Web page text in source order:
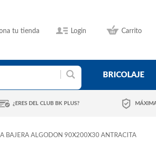
tu tienda Login Carrito
BRICOLAJE
¿ERES DEL CLUB BK PLUS?
BAJERA ALGODON 90X200X30 ANTRACITA